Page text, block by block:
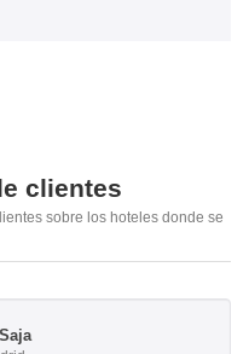
clientes
sobre los hoteles donde se